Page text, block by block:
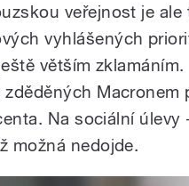
veřejnost je ale
vyhlášených
větším zklamáním.
Macronem
Na sociální úlevy
možná nedojde.